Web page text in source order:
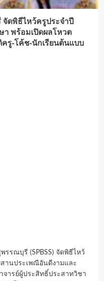
ดพิธีไหว้ครูประจำปี
พร้อมเปิดผลโหวต
ครู-โค้ช-นักเรียนต้นแบบ
รรณบุรี (SPBSS) จัดพิธีไหว้
สานประเพณีอันดีงามและ
ารย์ผู้ประสิทธิ์ประสาทวิชา